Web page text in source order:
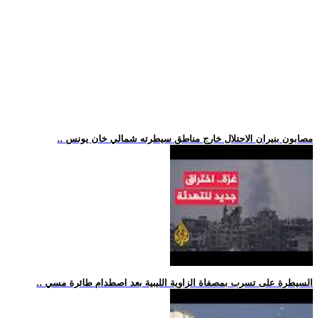
.. مصابون بنيران الاحتلال خارج مناطق سيطرته شمالي خان يونس
.. السيطرة على تسرب بمصفاة الزاوية الليبية بعد اصطدام طائرة مسي